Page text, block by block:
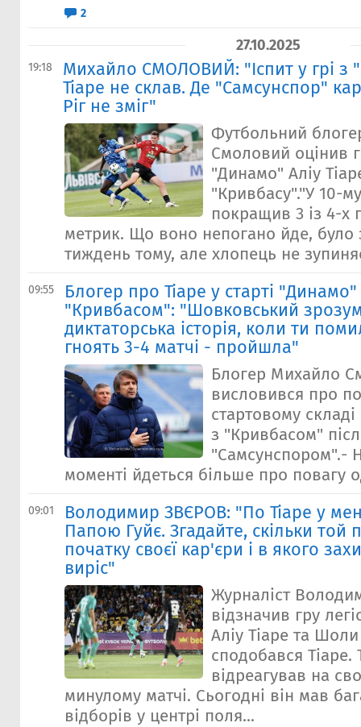
2
27.10.2025
19:18
Михайло СМОЛОВИЙ: "Іспит у грі з
Тіаре не склав. Де "Самсунспор"
Ріг не зміг"
Футбольний
Смоловий оцінив
"Динамо" Аліу
"Кривбасу"."У 10-му
покращив 3 із 4-х
метрик. Що воно непогано йде, було
тиждень тому, але хлопець не
09:55
Блогер про Тіаре у старті
"Кривбасом": "Шовковський
диктаторська історія, коли ти
гноять 3-4 матчі - пройшла"
Блогер Михайло
висловився про
стартовому
з "Кривбасом"
"Самсунспором".-
моменті йдеться більше про повагу
09:01
Володимир ЗВЄРОВ: "По Тіаре у
Папою Гуйє. Згадайте, скільки той
початку своєї кар'єри і в якого
виріс"
Журналіст
відзначив гру
Аліу Тіаре та
сподобався Тіаре.
відреагував на
минулому матчі. Сьогодні він мав
відборів у центрі поля...